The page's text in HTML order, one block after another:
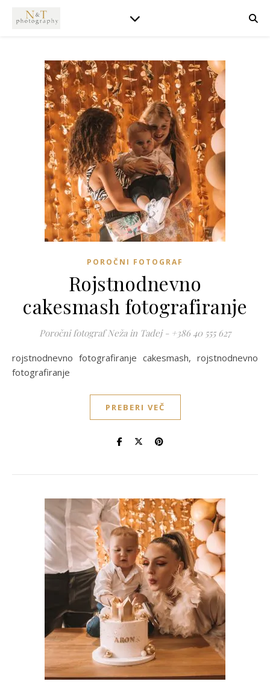
POROČNI FOTOGRAF
Rojstnodnevno
cakesmash fotografiranje
Poročni fotograf Neža in Tadej - +386 40 555 627
rojstnodnevno fotografiranje cakesmash, rojstnodnevno
fotografiranje
PREBERI VEČ